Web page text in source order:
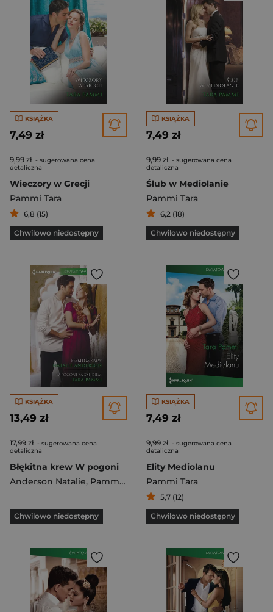
KSIĄŻKA
7,49 zł
9,99 zł - sugerowana cena
detaliczna
Wieczory w Grecji
Pammi Tara
6,8 (15)
Chwilowo niedostępny
KSIĄŻKA
7,49 zł
9,99 zł - sugerowana cena
detaliczna
Ślub w Mediolanie
Pammi Tara
6,2 (18)
Chwilowo niedostępny
KSIĄŻKA
13,49 zł
17,99 zł - sugerowana cena
detaliczna
Błękitna krew W pogoni
Anderson Natalie, Pammi Tara
Chwilowo niedostępny
KSIĄŻKA
7,49 zł
9,99 zł - sugerowana cena
detaliczna
Elity Mediolanu
Pammi Tara
5,7 (12)
Chwilowo niedostępny